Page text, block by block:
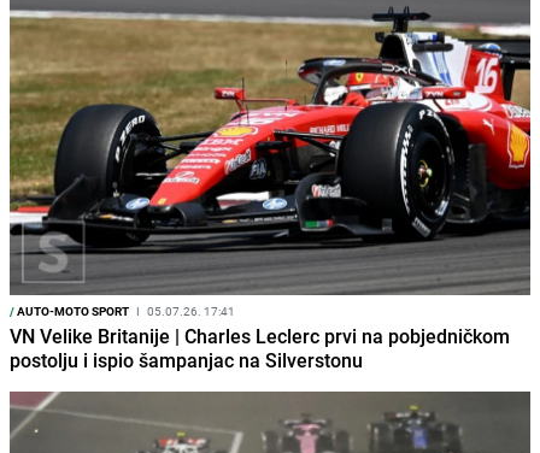
/AUTO-MOTO SPORT I 05.07.26. 17:41
VN Velike Britanije | Charles Leclerc prvi na pobjedničkom
postolju i ispio šampanjac na Silverstonu